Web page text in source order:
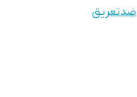
ضدتعریق